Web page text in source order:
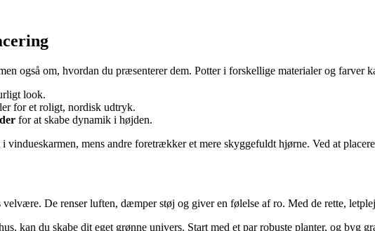
også om, hvordan du præsenterer dem. Potter i forskellige materialer og farver
look.
for et roligt, nordisk udtryk.
for at skabe dynamik i højden.
mens andre foretrækker et mere skyggefuldt hjørne. Ved at
De renser luften, dæmper støj og giver en følelse af ro. Med de rette,
kan du skabe dit eget grønne univers. Start med et par robuste planter, og byg